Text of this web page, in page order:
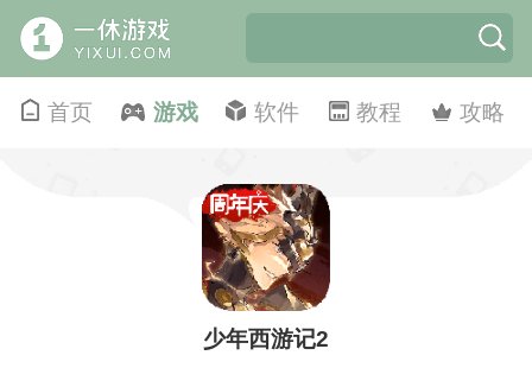
首页 游戏 软件 教程 攻略
少年西游记2